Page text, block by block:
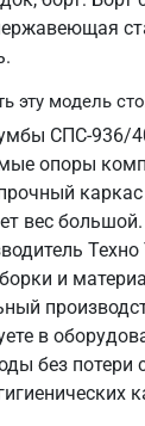
эту модель
СПС-936/
опоры
вес
и
в
без потери